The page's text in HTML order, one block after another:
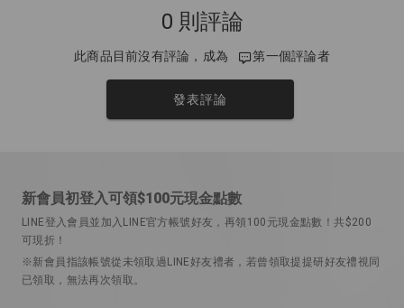
0 則評論
此商品目前沒有評論，成為 第一個評論者
發表評論
新會員初登入可領$100元現金點數
LINE登入會員並加入LINE官方帳號好友，再領100元現金點數！共$200
可現折！
※新會員指該帳號從未領取過LINE好友禮者，若曾領取提提研好友禮視同
已領取，無法再次領取。